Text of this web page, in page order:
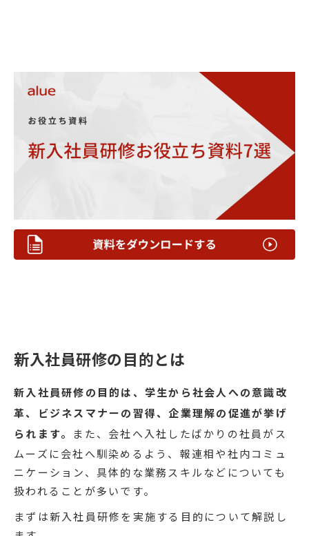
新入社員研修の目的とは
新入社員研修の目的は、学生から社会人への意識改
革、ビジネスマナーの習得、企業理解の促進が挙げ
られます。
また、会社へ入社したばかりの社員がス
ムーズに会社へ馴染めるよう、報連相や社内コミュ
ニケーション、具体的な業務スキルなどについても
扱われることが多いです。
まずは新入社員研修を実施する目的について解説し